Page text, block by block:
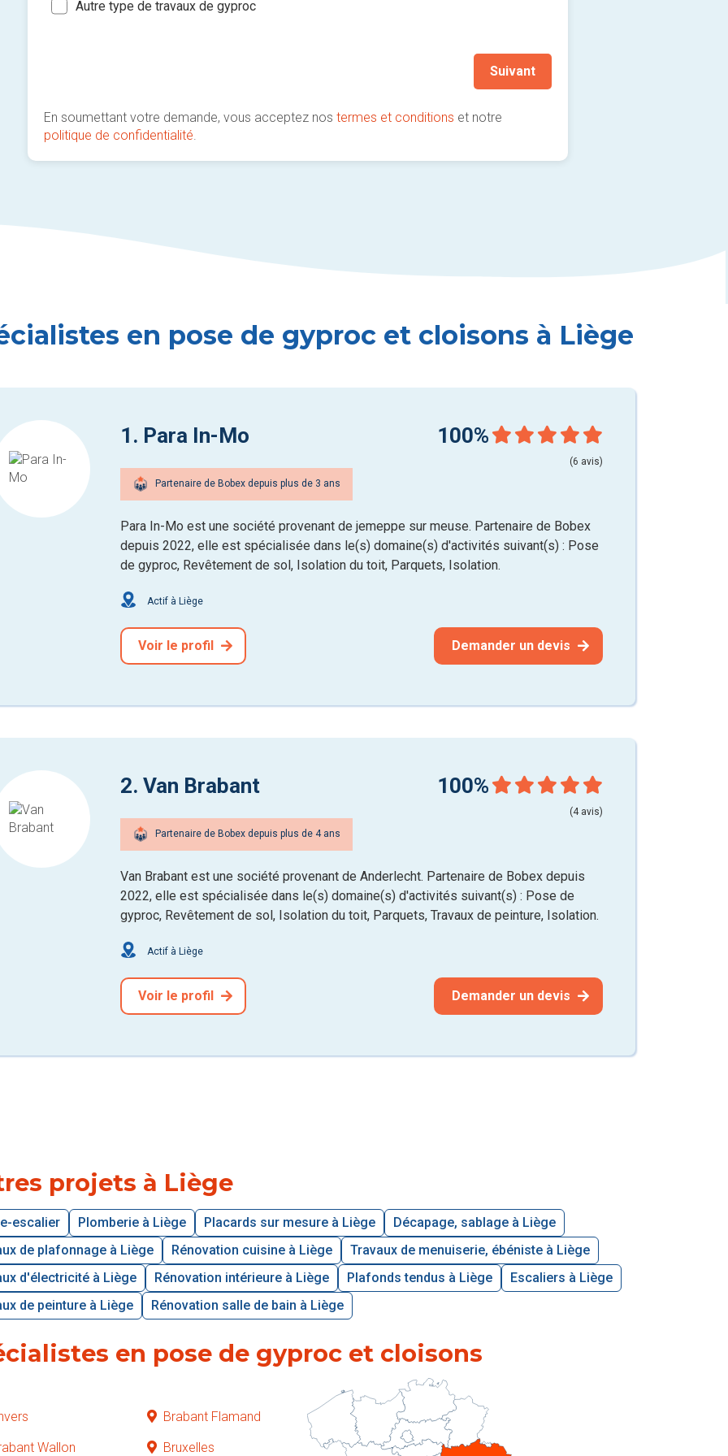
Autre type de travaux de gyproc
Suivant
En soumettant votre demande, vous acceptez nostermes et conditions et notre
politique de confidentialité.
en pose de gyproc et cloisons à Liège
1. Para In-Mo 100%
(6 avis)
Partenaire de Bobex depuis plus de 3 ans
Para In-Mo est une société provenant de jemeppe sur meuse. Partenaire de Bobex
depuis 2022, elle est spécialisée dans le(s) domaine(s) d'activités suivant(s) : Pose
de gyproc, Revêtement de sol, Isolation du toit, Parquets, Isolation.
Actif à Liège
Voir le profil Demander un devis
2. Van Brabant 100%
(4 avis)
Partenaire de Bobex depuis plus de 4 ans
Van Brabant est une société provenant de Anderlecht. Partenaire de Bobex depuis
2022, elle est spécialisée dans le(s) domaine(s) d'activités suivant(s) : Pose de
gyproc, Revêtement de sol, Isolation du toit, Parquets, Travaux de peinture, Isolation.
Actif à Liège
Voir le profil Demander un devis
projets à Liège
escalier Plomberie à Liège Placards sur mesure à Liège
Décapage, sablage à Liège
de plafonnage à Liège
Rénovation cuisine à Liège
Travaux de menuiserie, ébéniste à Liège
d'électricité à Liège
Rénovation intérieure à Liège Plafonds tendus à Liège
Escaliers à Liège
de peinture à Liège
Rénovation salle de bain à Liège
en pose de gyproc et cloisons
Brabant Flamand
Wallon
Bruxelles